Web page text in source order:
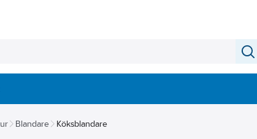
Blandare Köksblandare